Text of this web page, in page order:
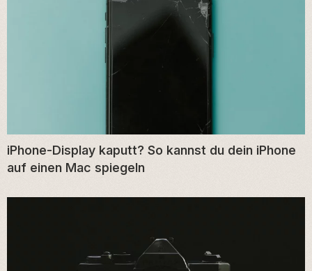
iPhone-Display kaputt? So kannst du dein iPhone
auf einen Mac spiegeln